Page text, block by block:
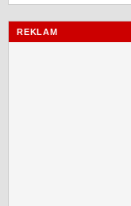
REKLAM